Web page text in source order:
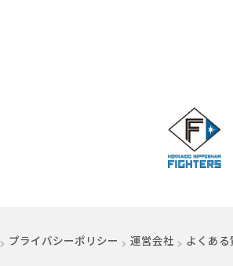
プライバシーポリシー 運営会社 （別ウィ
よくある